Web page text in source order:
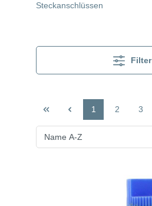
Steckanschlüssen
Filter
1 2 3